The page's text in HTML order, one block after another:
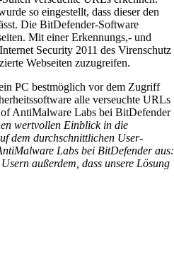
so eingestellt, dass dieser den
Die BitDefender-Software
Mit einer Erkennungs,- und
Security 2011 des Virenschutz
Webseiten zuzugreifen.
PC bestmöglich vor dem Zugriff
alle verseuchte URLs
AntiMalware Labs bei BitDefender
wertvollen Einblick in die
dem durchschnittlichen User-
Labs bei BitDefender aus:
außerdem, dass unsere Lösung